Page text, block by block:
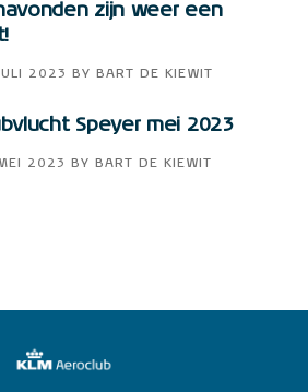
zijn weer een
2023 BY BART DE KIEWIT
Speyer mei 2023
2023 BY BART DE KIEWIT